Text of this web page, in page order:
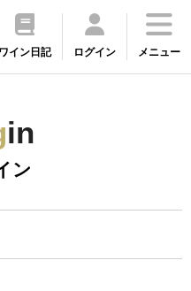
ワイン日記 ログイン メニュー
in
ン